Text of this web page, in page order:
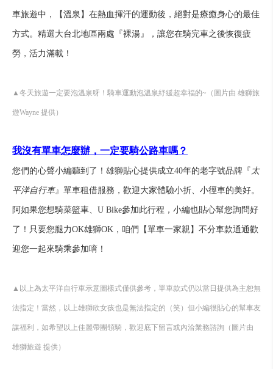
車旅遊中，【溫泉】在熱血揮汗的運動後，絕對是療癒身心的最佳
方式。精選大台北地區兩處『裸湯』，讓您在騎完車之後恢復疲
勞，活力滿載！
▲冬天旅遊一定要泡溫泉呀！騎車運動泡溫泉紓緩超幸福的~（圖片由 雄獅旅
遊Wayne 提供）
我沒有單車怎麼辦，一定要騎公路車嗎？
您們的心聲小編聽到了！雄獅貼心提供成立40年的老字號品牌『 太
平洋自行車』單車租借服務，歡迎大家體驗小折、小徑車的美好。
阿如果您想騎菜籃車、U Bike參加此行程，小編也貼心幫您詢問好
了！只要您腿力OK雄獅OK，咱們【單車一家親】不分車款通通歡
迎您一起來騎乘參加唷！
▲以上為太平洋自行車示意圖樣式僅供參考，單車款式仍以當日提供為主恕無
法指定！當然，以上雄獅欣女孩也是無法指定的（笑）但小編很貼心的幫車友
謀福利，如希望以上佳麗帶團領騎，歡迎底下留言或內洽業務諮詢（圖片由
雄獅旅遊 提供）